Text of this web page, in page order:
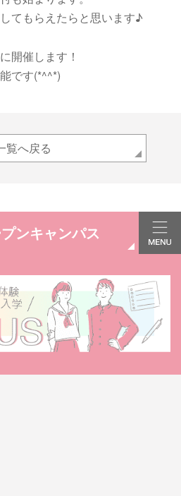
てもらえたらと思います♪
開催します！
です(*^^*)
覧へ戻る
ンキャンパス